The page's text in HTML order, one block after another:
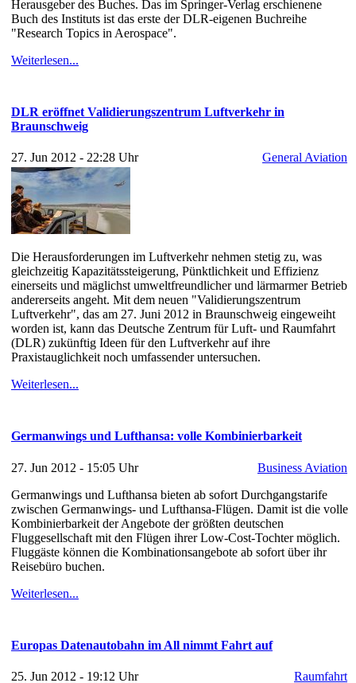
Herausgeber des Buches. Das im Springer-Verlag erschienene
Buch des Instituts ist das erste der DLR-eigenen Buchreihe
"Research Topics in Aerospace".
Weiterlesen...
DLR eröffnet Validierungszentrum Luftverkehr in
Braunschweig
27. Jun 2012 - 22:28 Uhr General Aviation
Die Herausforderungen im Luftverkehr nehmen stetig zu, was
gleichzeitig Kapazitätssteigerung, Pünktlichkeit und Effizienz
einerseits und mäglichst umweltfreundlicher und lärmarmer Betrieb
andererseits angeht. Mit dem neuen "Validierungszentrum
Luftverkehr", das am 27. Juni 2012 in Braunschweig eingeweiht
worden ist, kann das Deutsche Zentrum für Luft- und Raumfahrt
(DLR) zukünftig Ideen für den Luftverkehr auf ihre
Praxistauglichkeit noch umfassender untersuchen.
Weiterlesen...
Germanwings und Lufthansa: volle Kombinierbarkeit
27. Jun 2012 - 15:05 Uhr
Business Aviation
Germanwings und Lufthansa bieten ab sofort Durchgangstarife
zwischen Germanwings- und Lufthansa-Flügen. Damit ist die volle
Kombinierbarkeit der Angebote der größten deutschen
Fluggesellschaft mit den Flügen ihrer Low-Cost-Tochter möglich.
Fluggäste können die Kombinationsangebote ab sofort über ihr
Reisebüro buchen.
Weiterlesen...
Europas Datenautobahn im All nimmt Fahrt auf
25. Jun 2012 - 19:12 Uhr Raumfahrt